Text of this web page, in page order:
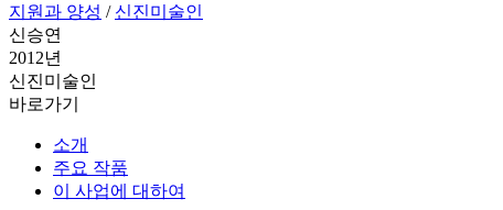
지원과 양성 / 신진미술인
신승연
2012년
신진미술인
바로가기
소개
주요 작품
이 사업에 대하여